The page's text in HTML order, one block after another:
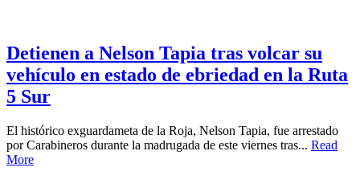
Detienen a Nelson Tapia tras volcar su
vehículo en estado de ebriedad en la Ruta
5 Sur
El histórico exguardameta de la Roja, Nelson Tapia, fue arrestado
por Carabineros durante la madrugada de este viernes tras... Read
More